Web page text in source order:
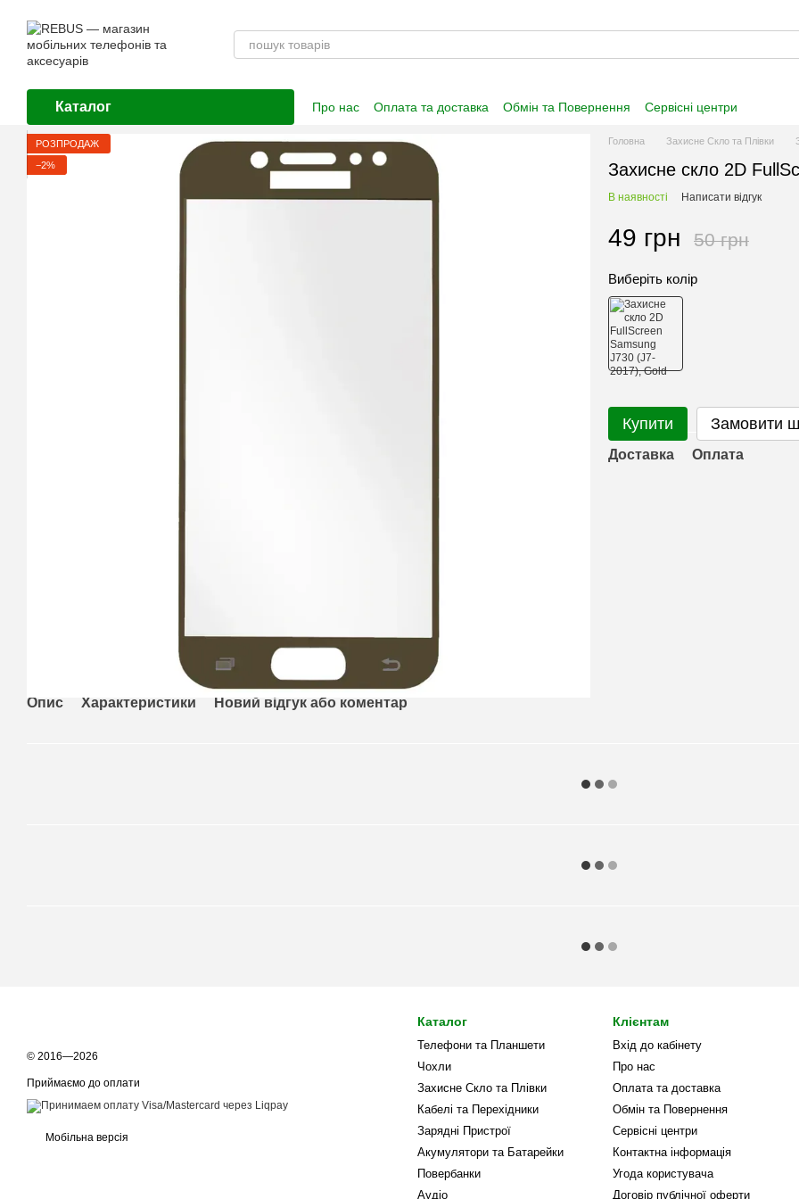
Каталог Про нас Оплата та доставка Обмін та Повернення
Сервісні центри
РОЗПРОДАЖ
−2%
Опис Характеристики Новий відгук або коментар
Головна Захисне Скло та Плівки
Захисне скло 2D
В наявності Написати відгук
49 грн 50 грн
Виберіть колір
Купити Замовити
Доставка Оплата
© 2016—2026
Приймаємо до оплати
Мобільна версія
Каталог
Телефони та Планшети
Чохли
Захисне Скло та Плівки
Кабелі та Перехідники
Зарядні Пристрої
Акумулятори та Батарейки
Повербанки
Аудіо
Клієнтам
Вхід до кабінету
Про нас
Оплата та доставка
Обмін та Повернення
Сервісні центри
Контактна інформація
Угода користувача
Договір публічної оферти